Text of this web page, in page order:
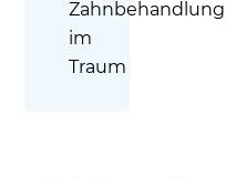
Zahnbehandlung
im
Traum